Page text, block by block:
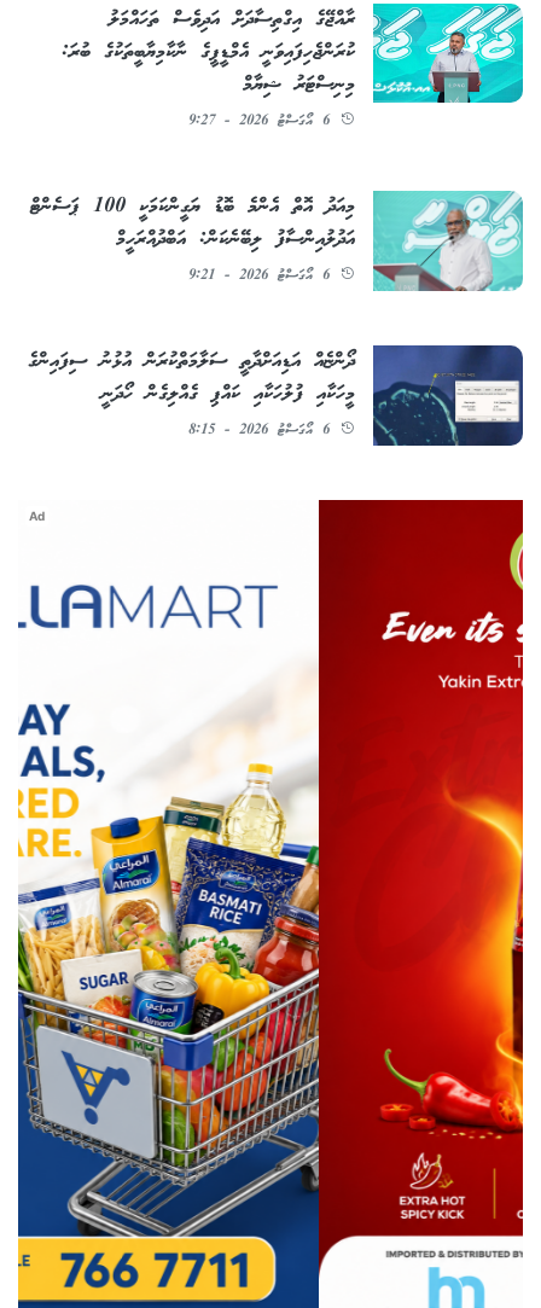
ރާއްޖޭގެ އިގްތިސާދަށް އަދިވެސް ތަހައްމަލު
ކުރަންޖެހިފައިވަނީ އެމްޑީޕީގެ ނާކާމިޔާބީތަކުގެ ބުރަ:
މިނިސްޓަރު ޝިޔާމް
6 އޯގަސްޓު 2026 - 9:27
މިއަދު އޮތް އެންމެ ބޮޑު ޔަގީންކަމަކީ 100 ޕަސެންޓް
އަދުލުއިންސާފު ލިބޭނެކަން: އަބްދުއްރަހީމް
6 އޯގަސްޓު 2026 - 9:21
ދޯންޏެއް އަޑިއަށްދާތީ ސަލާމަތްކުރަން އުޅުނު ސިފައިންގެ
މީހަކާއި ފުލުހަކާއި ކައްޕި ގެއްލިގެން ހޯދަނީ
6 އޯގަސްޓު 2026 - 8:15
Ad